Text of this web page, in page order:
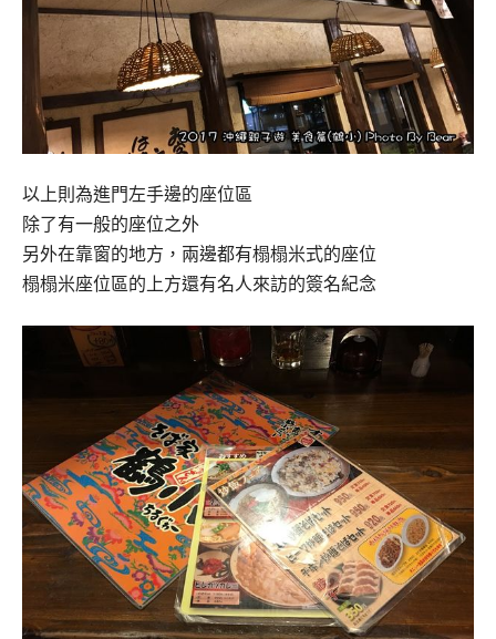
以上則為進門左手邊的座位區
除了有一般的座位之外
另外在靠窗的地方，兩邊都有榻榻米式的座位
榻榻米座位區的上方還有名人來訪的簽名紀念